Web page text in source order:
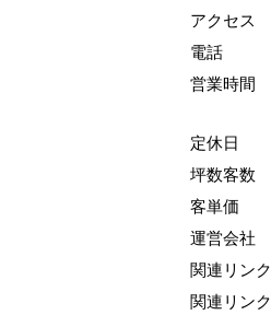
アクセス
電話
営業時間
定休日
坪数客数
客単価
運営会社
関連リンク
関連リンク